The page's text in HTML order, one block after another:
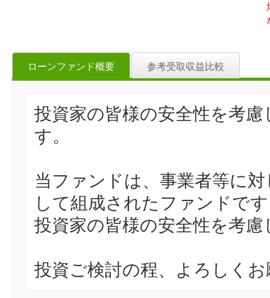
ローンファンド概要 参考受取収益比較
投資家の皆様の安全性を考
す。
当ファンドは、事業者等に
して組成されたファンドで
投資家の皆様の安全性を考
投資ご検討の程、よろしく